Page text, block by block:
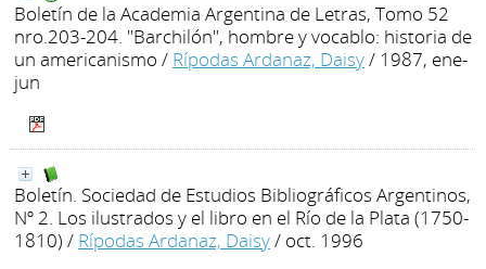
Boletín de la Academia Argentina de Letras, Tomo 52
nro.203-204. "Barchilón", hombre y vocablo: historia de
un americanismo / Rípodas Ardanaz, Daisy/ 1987, ene-
jun
Boletín. Sociedad de Estudios Bibliográficos Argentinos,
Nº 2. Los ilustrados y el libro en el Río de la Plata (1750-
1810) / Rípodas Ardanaz, Daisy/ oct. 1996